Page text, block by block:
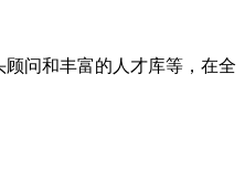
顾问和丰富的人才库等，在全